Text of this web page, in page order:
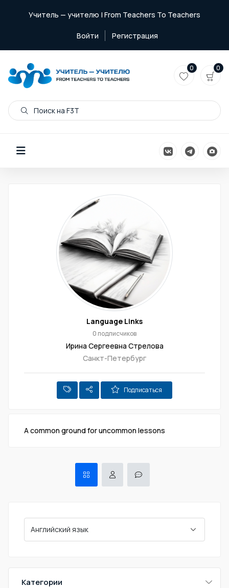
Учитель — учителю | From Teachers To Teachers
Войти Регистрация
Поиск на F3T
0 0
Language Links
0 подписчиков
Ирина Сергеевна Стрелова
Санкт-Петербург
Подписаться
A common ground for uncommon lessons
Категории